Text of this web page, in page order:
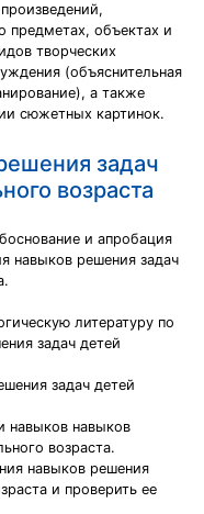
предметах, объектах и
творческих
(объяснительная
а также
сюжетных картинок.
задач
возраста
и апробация
навыков решения задач
литературу по
задач детей
задач детей
навыков навыков
возраста.
навыков решения
и проверить ее